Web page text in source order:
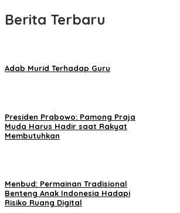
Berita Terbaru
Adab Murid Terhadap Guru
Presiden Prabowo: Pamong Praja
Muda Harus Hadir saat Rakyat
Membutuhkan
Menbud: Permainan Tradisional
Benteng Anak Indonesia Hadapi
Risiko Ruang Digital